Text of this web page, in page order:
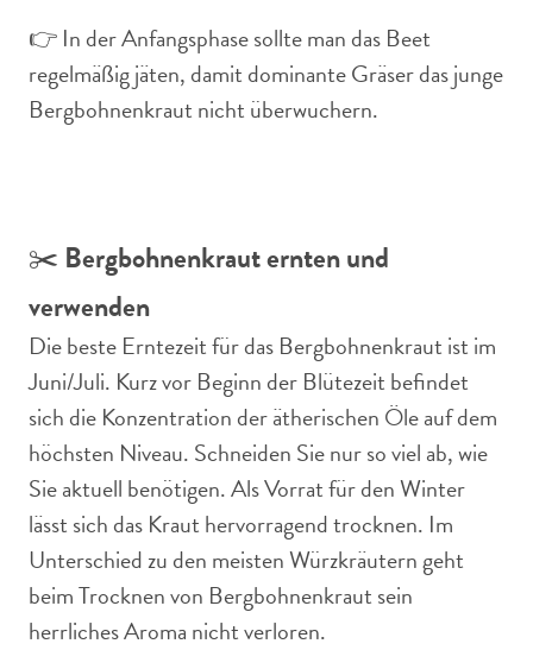
👉 In der Anfangsphase sollte man das Beet
regelmäßig jäten, damit dominante Gräser das junge
Bergbohnenkraut nicht überwuchern.
✂️ Bergbohnenkraut ernten und
verwenden
Die beste Erntezeit für das Bergbohnenkraut ist im
Juni/Juli. Kurz vor Beginn der Blütezeit befindet
sich die Konzentration der ätherischen Öle auf dem
höchsten Niveau. Schneiden Sie nur so viel ab, wie
Sie aktuell benötigen. Als Vorrat für den Winter
lässt sich das Kraut hervorragend trocknen. Im
Unterschied zu den meisten Würzkräutern geht
beim Trocknen von Bergbohnenkraut sein
herrliches Aroma nicht verloren.